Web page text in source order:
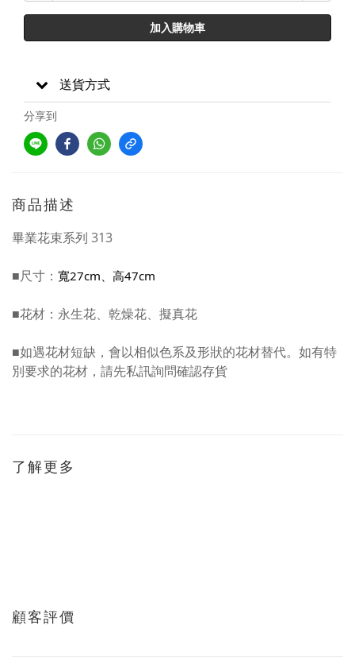
加入購物車
送貨方式
分享到
商品描述
畢業花束系列 313
■尺寸： 寬27cm、高47cm
■花材：永生花、乾燥花、擬真花
■如遇花材短缺，會以相似色系及形狀的花材替代。如有特
別要求的花材，請先私訊詢問確認存貨
了解更多
顧客評價